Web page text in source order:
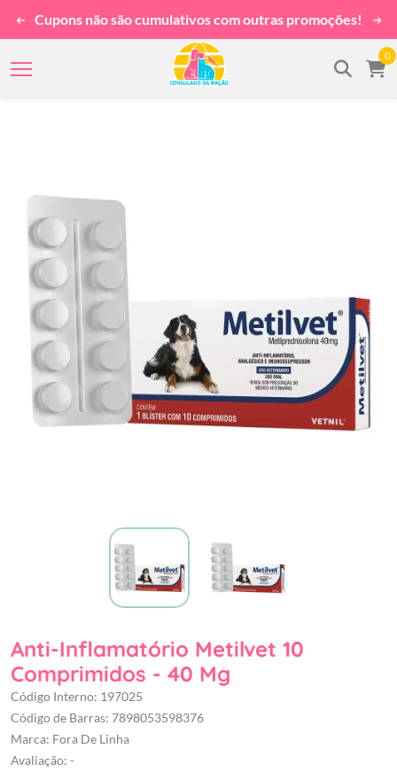
Cupons não são cumulativos com outras promoções!
0
Anti-Inflamatório Metilvet 10
Comprimidos - 40 Mg
Código Interno: 197025
Código de Barras: 7898053598376
Marca: Fora De Linha
Avaliação: -